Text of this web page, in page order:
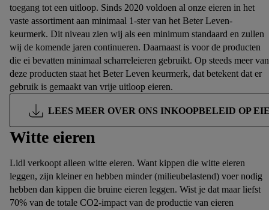
toegang tot een uitloop. Sinds 2020 voldoen al onze eieren in het
vaste assortiment aan minimaal 1-ster van het Beter Leven-
keurmerk. Dit niveau zien wij als een minimum standaard en zullen
wij de komende jaren continueren. Daarnaast is voor de producten
die ei bevatten minimaal scharreleieren gebruikt. Op steeds meer van
deze producten staat het Beter Leven keurmerk, dat betekent dat er
gebruik is gemaakt van vrije uitloop eieren.
LEES MEER OVER ONS INKOOPBELEID OP
Witte eieren
Lidl verkoopt alleen witte eieren. Want kippen die witte eieren
leggen, zijn kleiner en hebben minder (milieubelastend) voer nodig
hebben dan kippen die bruine eieren leggen. Wist je dat maar liefst
70% van de totale CO2-impact van de productie van eieren